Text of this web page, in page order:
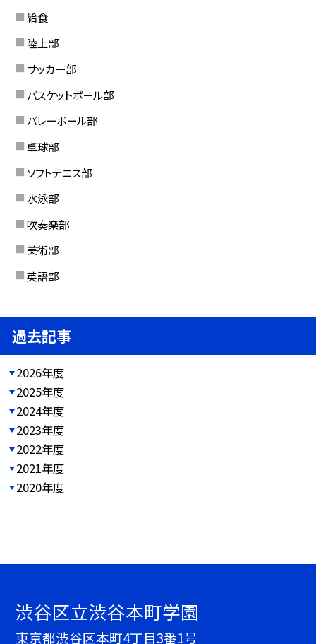
給食
陸上部
サッカー部
バスケットボール部
バレーボール部
卓球部
ソフトテニス部
水泳部
吹奏楽部
美術部
英語部
過去記事
2026年度
2025年度
2024年度
2023年度
2022年度
2021年度
2020年度
渋谷区立渋谷本町学園
東京都渋谷区本町4丁目3番1号